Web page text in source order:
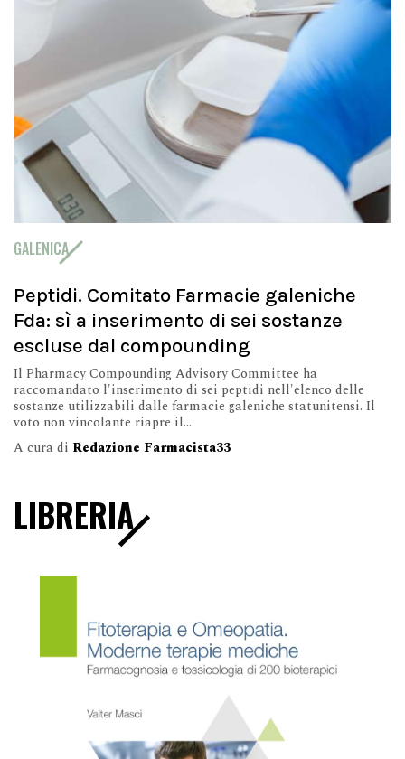
GALENICA
Peptidi. Comitato Farmacie galeniche
Fda: sì a inserimento di sei sostanze
escluse dal compounding
Il Pharmacy Compounding Advisory Committee ha
raccomandato l'inserimento di sei peptidi nell'elenco delle
sostanze utilizzabili dalle farmacie galeniche statunitensi. Il
voto non vincolante riapre il...
A cura di Redazione Farmacista33
LIBRERIA